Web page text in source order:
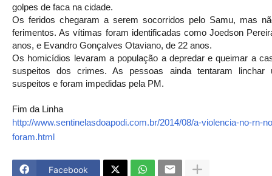
golpes de faca na cidade.
Os feridos chegaram a serem socorridos pelo Samu, mas
ferimentos. As vítimas foram identificadas como Joedson
anos, e Evandro Gonçalves Otaviano, de 22 anos.
Os homicídios levaram a população a depredar e queimar a
suspeitos dos crimes. As pessoas ainda tentaram linchar
suspeitos e foram impedidas pela PM.
Fim da Linha
http://www.sentinelasdoapodi.com.br/2014/08/a-violencia-no-rn-
foram.html
Facebook